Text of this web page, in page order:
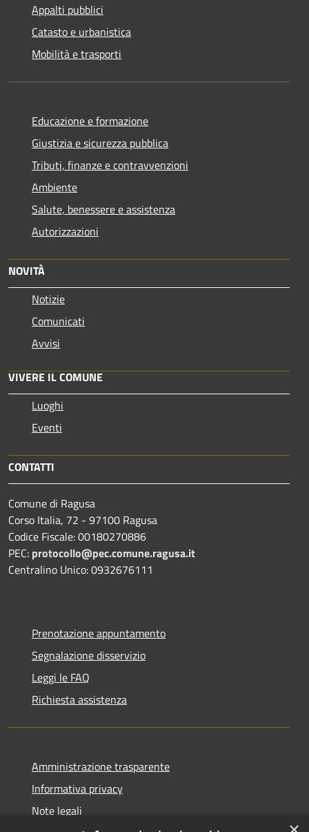
Appalti pubblici
Catasto e urbanistica
Mobilità e trasporti
Educazione e formazione
Giustizia e sicurezza pubblica
Tributi, finanze e contravvenzioni
Ambiente
Salute, benessere e assistenza
Autorizzazioni
NOVITÀ
Notizie
Comunicati
Avvisi
VIVERE IL COMUNE
Luoghi
Eventi
CONTATTI
Comune di Ragusa
Corso Italia, 72 - 97100 Ragusa
Codice Fiscale: 00180270886
PEC: protocollo@pec.comune.ragusa.it
Centralino Unico: 0932676111
Prenotazione appuntamento
Segnalazione disservizio
Leggi le FAQ
Richiesta assistenza
Amministrazione trasparente
Informativa privacy
Note legali